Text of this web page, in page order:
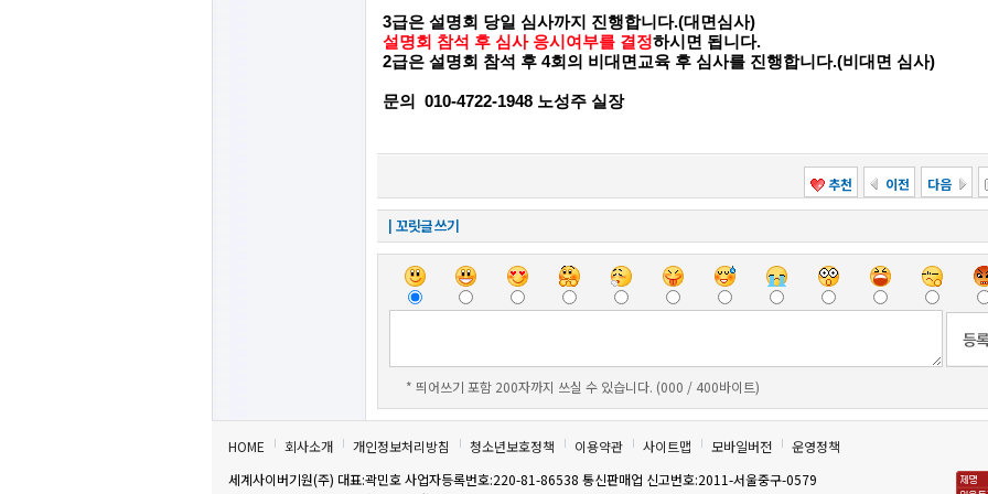
3급은 설명회 당일 심사까지 진행합니다.(대면심사)
설명회 참석 후 심사 응시여부를 결정하시면 됩니다.
2급은 설명회 참석 후 4회의 비대면교육 후 심사를 진행합니다.(비대면 심사)
문의 010-4722-1948 노성주 실장
추천 이전 다음
┃꼬릿글 쓰기
* 띄어쓰기 포함 200자까지 쓰실 수 있습니다. (000 / 400바이트)
HOME 회사소개 개인정보처리방침 청소년보호정책 이용약관 사이트맵 모바일버전
운영정책
세계사이버기원(주) 대표:곽민호 사업자등록번호:220-81-86538 통신판매업 신고번호:2011-서울중구-0579